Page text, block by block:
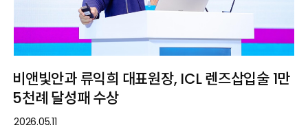
비앤빛안과 류익희 대표원장, ICL 렌즈삽입술 1만
5천례 달성패 수상
2026.05.11